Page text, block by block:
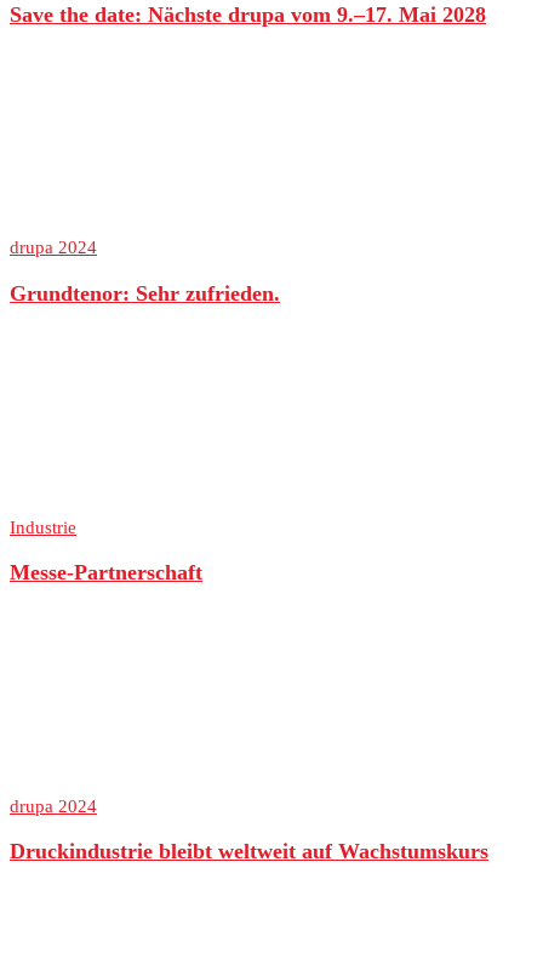
Save the date: Nächste drupa vom 9.–17. Mai 2028
drupa 2024
Grundtenor: Sehr zufrieden.
Industrie
Messe-Partnerschaft
drupa 2024
Druckindustrie bleibt weltweit auf Wachstumskurs